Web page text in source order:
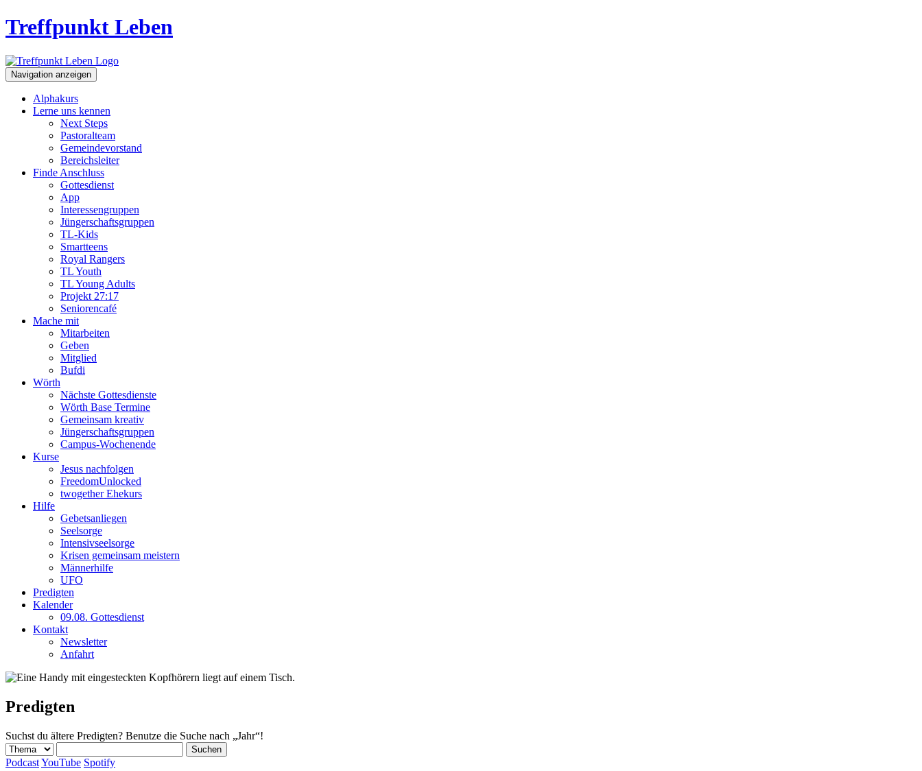
Treffpunkt Leben
Navigation anzeigen
Alphakurs
Lerne uns kennen
Next Steps
Pastoralteam
Gemeindevorstand
Bereichsleiter
Finde Anschluss
Gottesdienst
App
Interessengruppen
Jüngerschaftsgruppen
TL-Kids
Smartteens
Royal Rangers
TL Youth
TL Young Adults
Projekt 27:17
Seniorencafé
Mache mit
Mitarbeiten
Geben
Mitglied
Bufdi
Wörth
Nächste Gottesdienste
Wörth Base Termine
Gemeinsam kreativ
Jüngerschaftsgruppen
Campus-Wochenende
Kurse
Jesus nachfolgen
FreedomUnlocked
twogether Ehekurs
Hilfe
Gebetsanliegen
Seelsorge
Intensivseelsorge
Krisen gemeinsam meistern
Männerhilfe
UFO
Predigten
Kalender
09.08. Gottesdienst
Kontakt
Newsletter
Anfahrt
Predigten
Suchst du ältere Predigten? Benutze die Suche nach „Jahr“!
Suchen
PodcastYouTube Spotify